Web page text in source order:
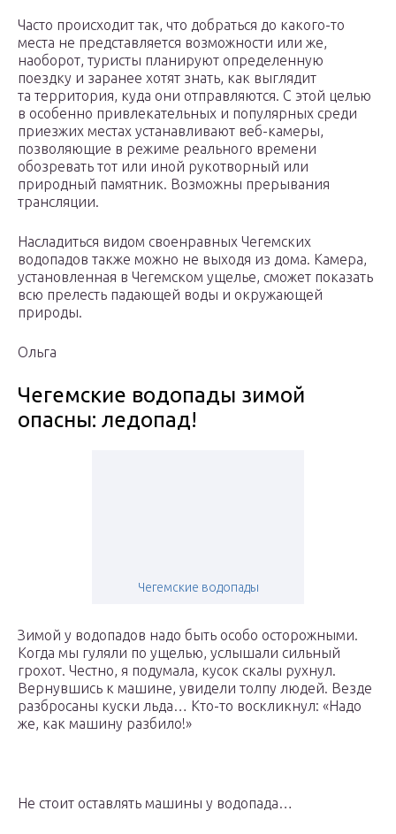
Часто происходит так, что добраться до какого-то
места не представляется возможности или же,
наоборот, туристы планируют определенную
поездку и заранее хотят знать, как выглядит
та территория, куда они отправляются. С этой целью
в особенно привлекательных и популярных среди
приезжих местах устанавливают веб-камеры,
позволяющие в режиме реального времени
обозревать тот или иной рукотворный или
природный памятник. Возможны прерывания
трансляции.
Насладиться видом своенравных Чегемских
водопадов также можно не выходя из дома. Камера,
установленная в Чегемском ущелье, сможет показать
всю прелесть падающей воды и окружающей
природы.
Ольга
Чегемские водопады зимой
опасны: ледопад!
Чегемские водопады
Зимой у водопадов надо быть особо осторожными.
Когда мы гуляли по ущелью, услышали сильный
грохот. Честно, я подумала, кусок скалы рухнул.
Вернувшись к машине, увидели толпу людей. Везде
разбросаны куски льда… Кто-то воскликнул: «Надо
же, как машину разбило!»
Не стоит оставлять машины у водопада…